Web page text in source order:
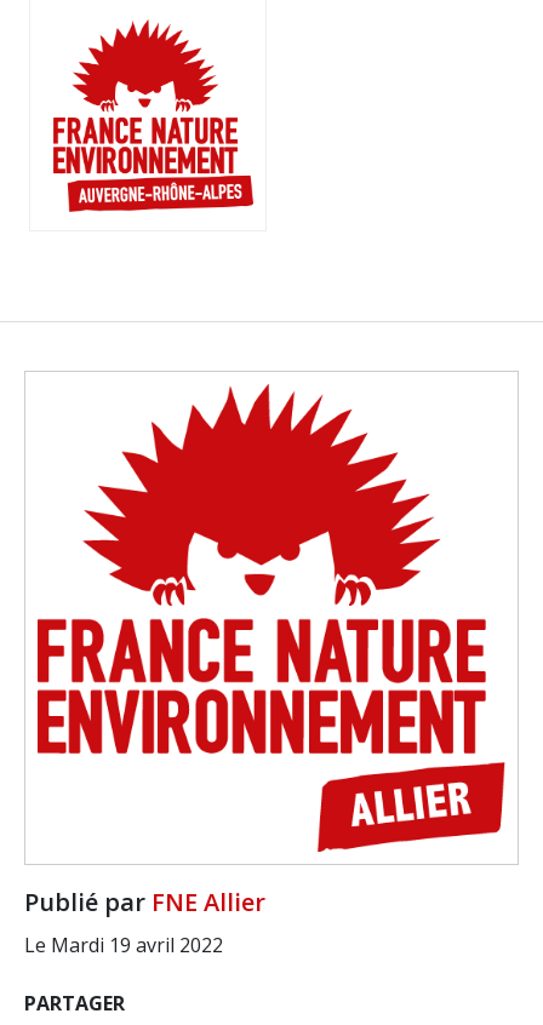
Publié par FNE Allier
Le Mardi 19 avril 2022
PARTAGER